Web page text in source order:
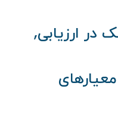
در ارزیابی,
معیارهای